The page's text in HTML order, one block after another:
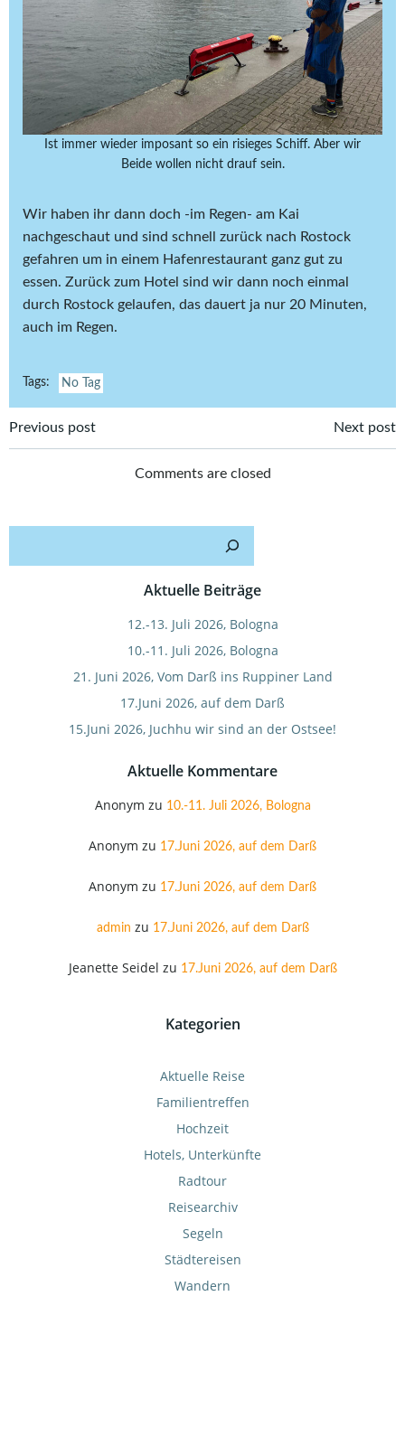
Ist immer wieder imposant so ein risieges Schiff. Aber wir
Beide wollen nicht drauf sein.
Wir haben ihr dann doch -im Regen- am Kai
nachgeschaut und sind schnell zurück nach Rostock
gefahren um in einem Hafenrestaurant ganz gut zu
essen. Zurück zum Hotel sind wir dann noch einmal
durch Rostock gelaufen, das dauert ja nur 20 Minuten,
auch im Regen.
Tags: No Tag
Post
navigation
Previous post
navigation
Next post
Comments are closed
Aktuelle Beiträge
12.-13. Juli 2026, Bologna
10.-11. Juli 2026, Bologna
21. Juni 2026, Vom Darß ins Ruppiner Land
17.Juni 2026, auf dem Darß
15.Juni 2026, Juchhu wir sind an der Ostsee!
Aktuelle Kommentare
Anonym zu 10.-11. Juli 2026, Bologna
Anonym zu 17.Juni 2026, auf dem Darß
Anonym zu 17.Juni 2026, auf dem Darß
admin zu 17.Juni 2026, auf dem Darß
Jeanette Seidel zu 17.Juni 2026, auf dem Darß
Kategorien
Aktuelle Reise
Familientreffen
Hochzeit
Hotels, Unterkünfte
Radtour
Reisearchiv
Segeln
Städtereisen
Wandern